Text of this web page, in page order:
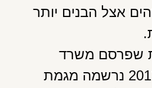
אצל הבנים יותר
שפרסם משרד
הבריאות בשנת 2013 נרשמה מגמת